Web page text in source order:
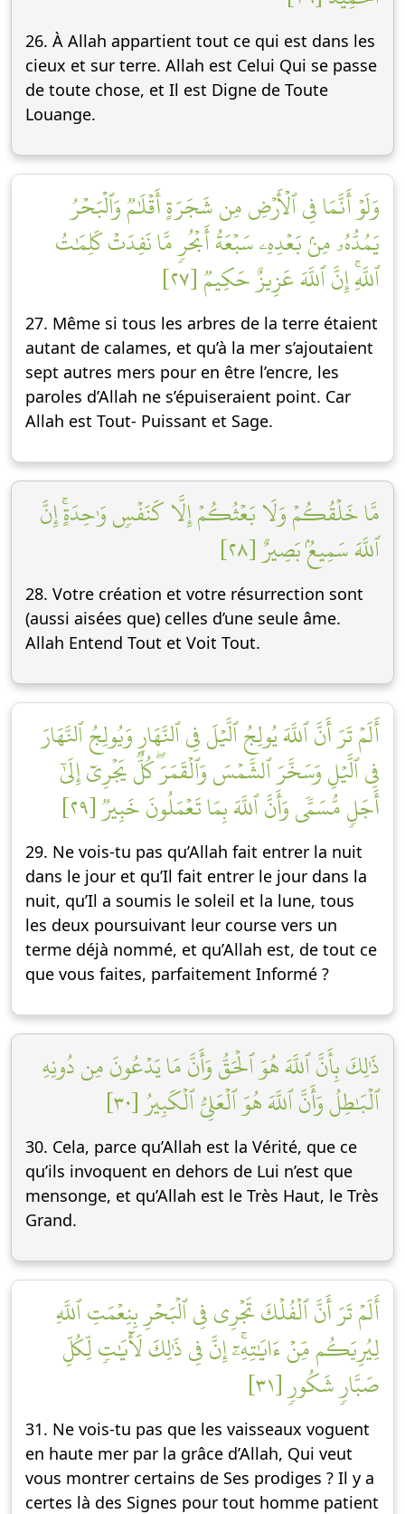
26. À Allah appartient tout ce qui est dans les
cieux et sur terre. Allah est Celui Qui se passe
de toute chose, et Il est Digne de Toute
Louange.
وَلَوۡ أَنَّمَا فِي ٱلۡأَرۡضِ مِن شَجَرَةٍ أَقۡلَٰمٞ وَٱلۡبَحۡرُ
يَمُدُّهُۥ مِنۢ بَعۡدِهِۦ سَبۡعَةُ أَبۡحُرٖ مَّا نَفِدَتۡ كَلِمَٰتُ
ٱللَّهِۚ إِنَّ ٱللَّهَ عَزِيزٌ حَكِيمٞ [٢٧]
27. Même si tous les arbres de la terre étaient
autant de calames, et qu’à la mer s’ajoutaient
sept autres mers pour en être l’encre, les
paroles d’Allah ne s’épuiseraient point. Car
Allah est Tout- Puissant et Sage.
مَّا خَلۡقُكُمۡ وَلَا بَعۡثُكُمۡ إِلَّا كَنَفۡسٖ وَٰحِدَةٍۚ إِنَّ
ٱللَّهَ سَمِيعُۢ بَصِيرٌ [٢٨]
28. Votre création et votre résurrection sont
(aussi aisées que) celles d’une seule âme.
Allah Entend Tout et Voit Tout.
أَلَمۡ تَرَ أَنَّ ٱللَّهَ يُولِجُ ٱلَّيۡلَ فِي ٱلنَّهَارِ وَيُولِجُ ٱلنَّهَارَ
فِي ٱلَّيۡلِ وَسَخَّرَ ٱلشَّمۡسَ وَٱلۡقَمَرَۖ كُلّٞ يَجۡرِيٓ إِلَىٰٓ
أَجَلٖ مُّسَمّٗى وَأَنَّ ٱللَّهَ بِمَا تَعۡمَلُونَ خَبِيرٞ [٢٩]
29. Ne vois-tu pas qu’Allah fait entrer la nuit
dans le jour et qu’Il fait entrer le jour dans la
nuit, qu’Il a soumis le soleil et la lune, tous
les deux poursuivant leur course vers un
terme déjà nommé, et qu’Allah est, de tout ce
que vous faites, parfaitement Informé ?
ذَٰلِكَ بِأَنَّ ٱللَّهَ هُوَ ٱلۡحَقُّ وَأَنَّ مَا يَدۡعُونَ مِن دُونِهِ
ٱلۡبَٰطِلُ وَأَنَّ ٱللَّهَ هُوَ ٱلۡعَلِيُّ ٱلۡكَبِيرُ [٣٠]
30. Cela, parce qu’Allah est la Vérité, que ce
qu’ils invoquent en dehors de Lui n’est que
mensonge, et qu’Allah est le Très Haut, le Très
Grand.
أَلَمۡ تَرَ أَنَّ ٱلۡفُلۡكَ تَجۡرِي فِي ٱلۡبَحۡرِ بِنِعۡمَتِ ٱللَّهِ
لِيُرِيَكُم مِّنۡ ءَايَٰتِهِۦٓۚ إِنَّ فِي ذَٰلِكَ لَأٓيَٰتٖ لِّكُلِّ
صَبَّارٖ شَكُورٖ [٣١]
31. Ne vois-tu pas que les vaisseaux voguent
en haute mer par la grâce d’Allah, Qui veut
vous montrer certains de Ses prodiges ? Il y a
certes là des Signes pour tout homme patient